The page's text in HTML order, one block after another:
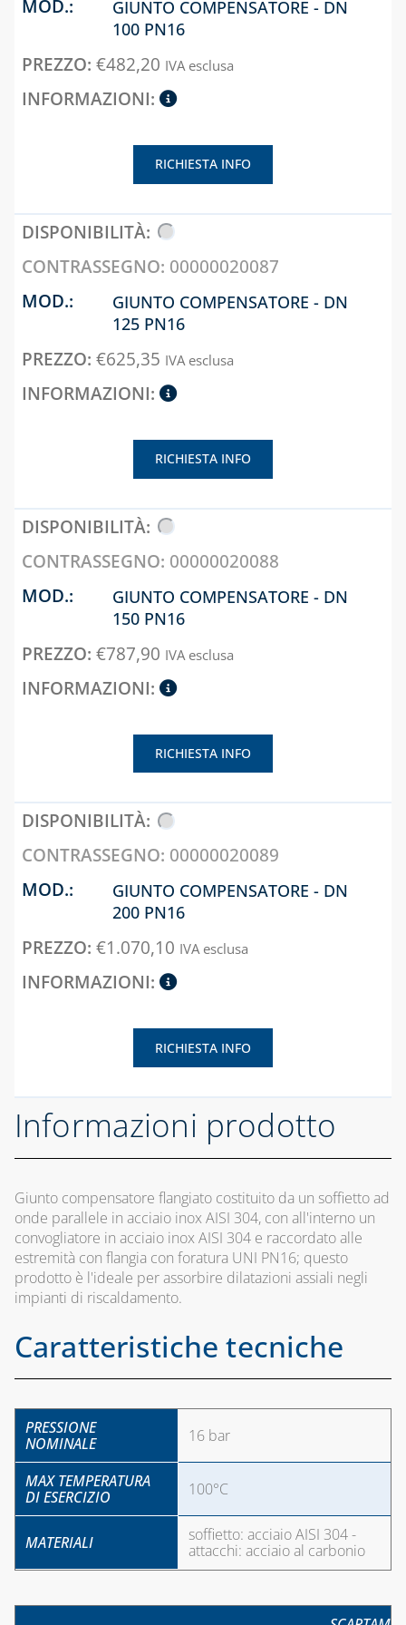
PER GASOLIO
INDICATORI DI
LIVELLO E
ACCESSORI
LAMPADE,
FORNELLI E
LEGHE SALDANTI
PRODOTTI PER
SALDATURA
GIUNTO COMPENSATORE - DN
100 PN16
€482,20 IVA esclusa
RICHIESTA INFO
00000020087
GIUNTO COMPENSATORE - DN
125 PN16
€625,35 IVA esclusa
RICHIESTA INFO
00000020088
GIUNTO COMPENSATORE - DN
150 PN16
€787,90 IVA esclusa
RICHIESTA INFO
00000020089
GIUNTO COMPENSATORE - DN
200 PN16
€1.070,10 IVA esclusa
RICHIESTA INFO
Informazioni prodotto
Giunto compensatore flangiato costituito da un soffietto ad
onde parallele in acciaio inox AISI 304, con all'interno un
convogliatore in acciaio inox AISI 304 e raccordato alle
estremità con flangia con foratura UNI PN16; questo
prodotto è l'ideale per assorbire dilatazioni assiali negli
impianti di riscaldamento.
Caratteristiche tecniche
PRESSIONE
NOMINALE
16 bar
MAX TEMPERATURA
DI ESERCIZIO
100°C
MATERIALI
soffietto: acciaio AISI 304 -
attacchi: acciaio al carbonio